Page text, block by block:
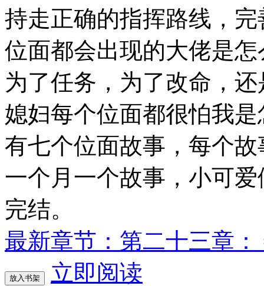
持走正确的指挥路线，
位面都会出现的大佬是
为了任务，为了改命，
媳妇每个位面都很怕我
有七个位面故事，每个
一个月一个故事，小可
完结。
最新章节：第二十三章：
放入书架 立即阅读